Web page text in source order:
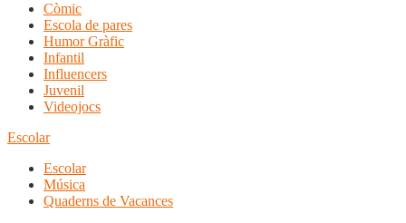
Còmic
Escola de pares
Humor Gràfic
Infantil
Influencers
Juvenil
Videojocs
Escolar
Escolar
Música
Quaderns de Vacances